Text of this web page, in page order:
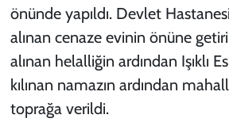
önünde yapıldı. Devlet
alınan cenaze evinin önüne
alınan helalliğin ardından Işıklı
kılınan namazın ardından
toprağa verildi.